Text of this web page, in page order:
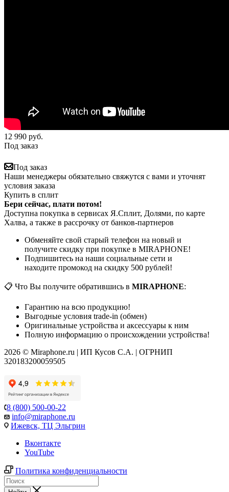
12 990 руб.
Под заказ
Под заказ
Наши менеджеры обязательно свяжутся с вами и уточнят
условия заказа
Купить в сплит
Бери сейчас, плати потом!
Доступна покупка в сервисах Я.Сплит, Долями, по карте
Халва, а также в рассрочку от банков-партнеров
Обменяйте свой старый телефон на новый и
получите скидку при покупке в MIRAPHONE!
Подпишитесь на наши социальные сети и
находите промокод на скидку 500 рублей!
📋 Что Вы получите обратившись в MIRAPHONE:
Гарантию на всю продукцию!
Выгодные условия trade-in (обмен)
Оригинальные устройства и аксессуары к ним
Полную информацию о происхождении устройства!
2026 © Miraphone.ru | ИП Кусов С.А. | ОГРНИП
320183200059505
8 (800) 500-00-22
info@miraphone.ru
Ижевск, ТЦ Эльгрин
Вконтакте
YouTube
Политика конфиденциальности